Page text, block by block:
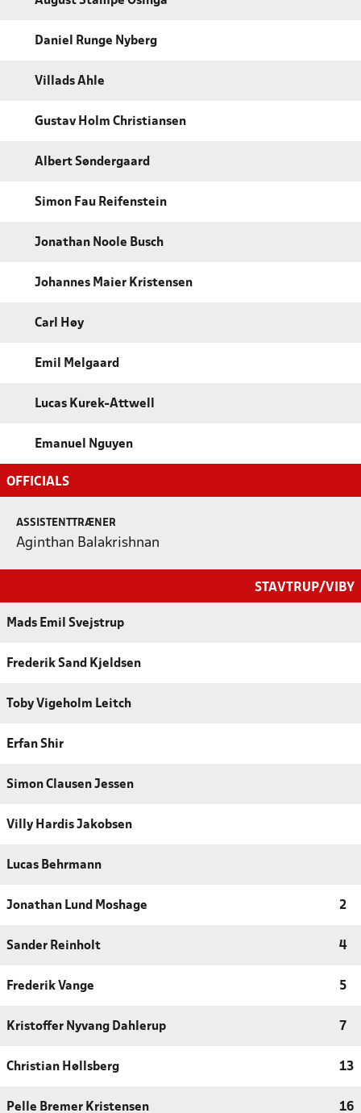
Daniel Runge Nyberg
Villads Ahle
Gustav Holm Christiansen
Albert Søndergaard
Simon Fau Reifenstein
Jonathan Noole Busch
Johannes Maier Kristensen
Carl Høy
Emil Melgaard
Lucas Kurek-Attwell
Emanuel Nguyen
OFFICIALS
ASSISTENTTRÆNER
Aginthan Balakrishnan
STAVTRUP/VIBY
Mads Emil Svejstrup
Frederik Sand Kjeldsen
Toby Vigeholm Leitch
Erfan Shir
Simon Clausen Jessen
Villy Hardis Jakobsen
Lucas Behrmann
Jonathan Lund Moshage 2
Sander Reinholt 4
Frederik Vange 5
Kristoffer Nyvang Dahlerup 7
Christian Høllsberg 13
Pelle Bremer Kristensen 16